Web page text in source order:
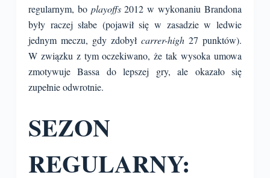
regularnym, bo playoffs2012 w wykonaniu Brandona
były raczej słabe (pojawił się w zasadzie w ledwie
jednym meczu, gdy zdobyłcarrer-high 27 punktów).
W związku z tym oczekiwano, że tak wysoka umowa
zmotywuje Bassa do lepszej gry, ale okazało się
zupełnie odwrotnie.
SEZON
REGULARNY: